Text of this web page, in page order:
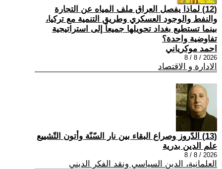
(12) لماذا يفصل العراق ملف المياه عن التجارة
والنفط والوجود العسكري وطريق التنمية مع تركيا،
بينما تستطيع بغداد تحويلها جميعاً إلى استراتيجية
تفاوضية واحدة؟
احمد موكرياني
2026 / 8 / 8
الادارة و الاقتصاد
(13) الدّروز وصراع البقاء بين نار السّنّة وأتون التّشييع
علم الدين بدرية
2026 / 8 / 8
العلمانية، الدين السياسي ونقد الفكر الديني